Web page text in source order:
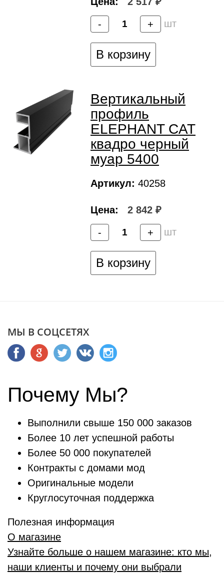
- + шт
В корзину
Вертикальный
профиль
ELEPHANT CAT
квадро черный
муар 5400
Артикул: 40258
Цена: 2 842 ₽
- + шт
В корзину
МЫ В СОЦСЕТЯХ
Почему Мы?
Выполнили свыше 150 000 заказов
Более 10 лет успешной работы
Более 50 000 покупателей
Контракты с домами мод
Оригинальные модели
Круглосуточная поддержка
Полезная информация
О магазине
Узнайте больше о нашем магазине: кто мы,
наши клиенты и почему они выбрали